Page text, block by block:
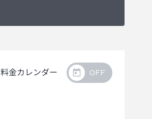
料金カレンダー